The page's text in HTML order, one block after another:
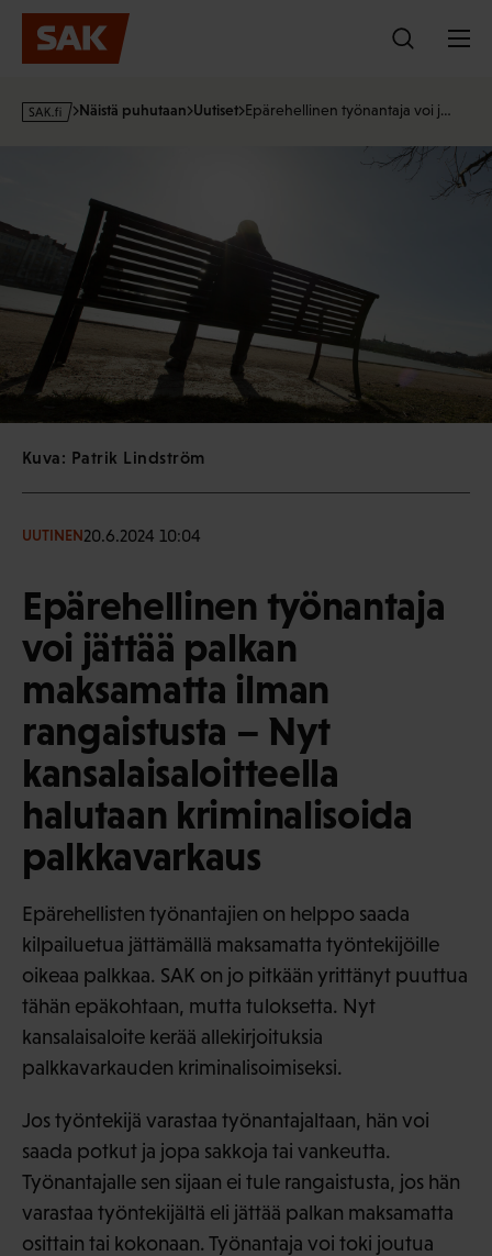
Hyppää
sisältöön
s
Näistä puhutaan Uutiset Epärehellinen työnantaja voi j…
Kuva: Patrik Lindström
UUTINEN20.6.2024 10:04
Epärehellinen työnantaja
voi jättää palkan
maksamatta ilman
rangaistusta – Nyt
kansalaisaloitteella
halutaan kriminalisoida
palkkavarkaus
Epärehellisten työnantajien on helppo saada
kilpailuetua jättämällä maksamatta työntekijöille
oikeaa palkkaa. SAK on jo pitkään yrittänyt puuttua
tähän epäkohtaan, mutta tuloksetta. Nyt
kansalaisaloite kerää allekirjoituksia
palkkavarkauden kriminalisoimiseksi.
Jos työntekijä varastaa työnantajaltaan, hän voi
saada potkut ja jopa sakkoja tai vankeutta.
Työnantajalle sen sijaan ei tule rangaistusta, jos hän
varastaa työntekijältä eli jättää palkan maksamatta
osittain tai kokonaan. Työnantaja voi toki joutua